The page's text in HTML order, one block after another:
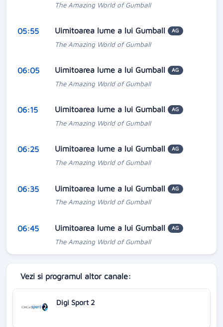
The Amazing World of Gumball
05:55 Uimitoarea lume a lui Gumball AG
The Amazing World of Gumball
06:05 Uimitoarea lume a lui Gumball AG
The Amazing World of Gumball
06:15 Uimitoarea lume a lui Gumball AG
The Amazing World of Gumball
06:25 Uimitoarea lume a lui Gumball AG
The Amazing World of Gumball
06:35 Uimitoarea lume a lui Gumball AG
The Amazing World of Gumball
06:45 Uimitoarea lume a lui Gumball AG
The Amazing World of Gumball
Vezi si programul altor canale:
Digi Sport 2